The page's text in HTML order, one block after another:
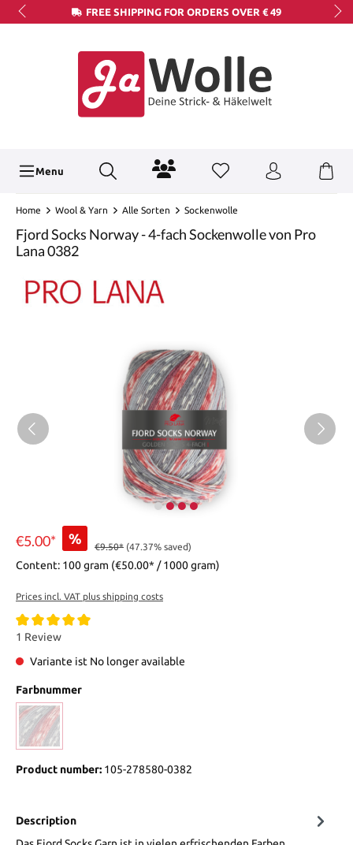
FREE SHIPPING FOR ORDERS OVER € 49
Menu
Home Wool & Yarn Alle Sorten Sockenwolle
Fjord Socks Norway - 4-fach Sockenwolle von Pro
Lana 0382
€5.00* %
€9.50* (47.37% saved)
Content: 100 gram (€50.00* / 1000 gram)
Prices incl. VAT plus shipping costs
1 Review
Variante ist No longer available
Farbnummer
Product number: 105-278580-0382
Description